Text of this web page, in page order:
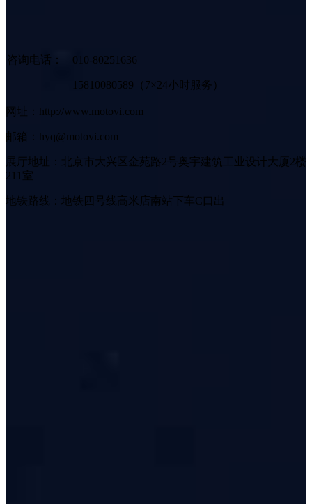
咨询电话： 010-80251636
15810080589（7×24小时服务）
网址：http://www.motovi.com
邮箱：hyq@motovi.com
展厅地址：北京市大兴区金苑路2号奥宇建筑工业设计大厦2楼
211室
地铁路线：地铁四号线高米店南站下车C口出